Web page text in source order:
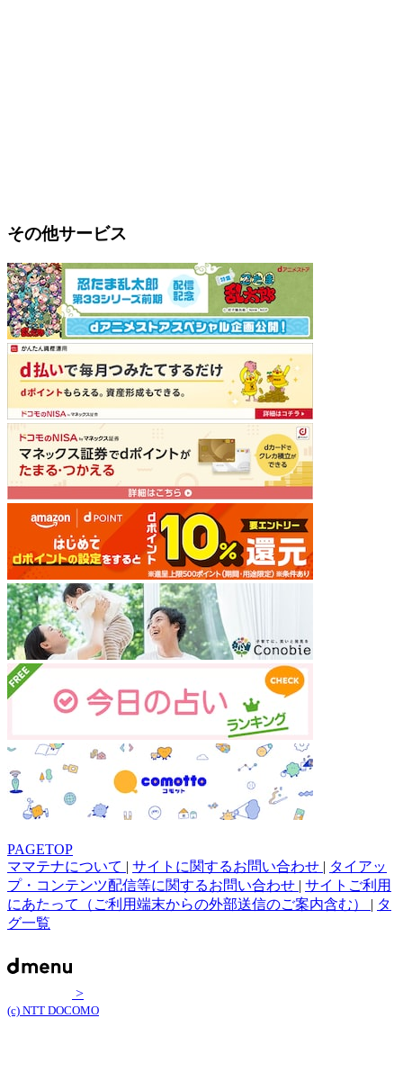
その他サービス
PAGETOP
ママテナについて | サイトに関するお問い合わせ | タイアッ
プ・コンテンツ配信等に関するお問い合わせ | サイトご利用
にあたって（ご利用端末からの外部送信のご案内含む） | タ
グ一覧
>
(c) NTT DOCOMO